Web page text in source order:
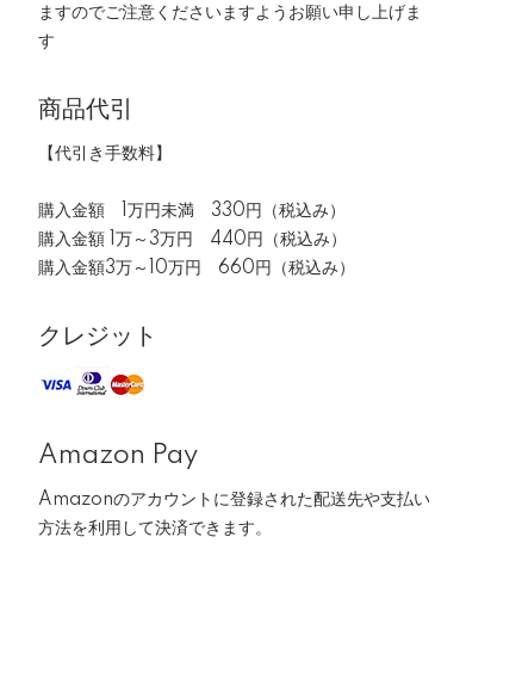
ますのでご注意くださいますようお願い申し上げま
す
商品代引
【代引き手数料】
購入金額 1万円未満 330円（税込み）
購入金額 1万～3万円 440円（税込み）
購入金額3万～10万円 660円（税込み）
クレジット
Amazon Pay
Amazonのアカウントに登録された配送先や支払い
方法を利用して決済できます。